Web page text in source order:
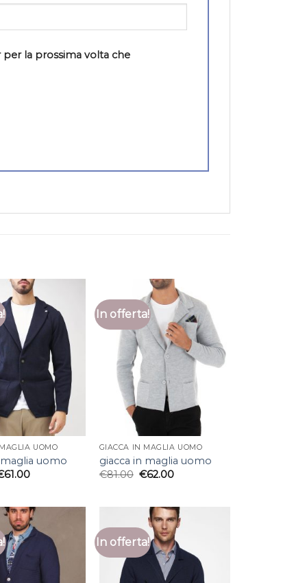
la prossima volta che
UOMO
uomo
61.00
In offerta!
GIACCA IN MAGLIA UOMO
giacca in maglia uomo
€81.00 €62.00
In offerta!